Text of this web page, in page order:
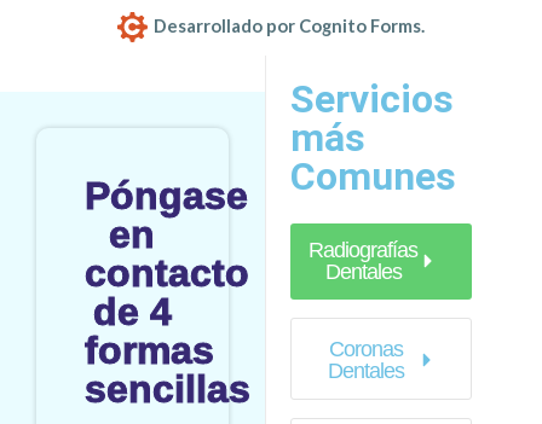
Póngase
en
contacto
de 4
formas
sencillas
Servicios
más
Comunes
Radiografías
Dentales
Coronas
Dentales